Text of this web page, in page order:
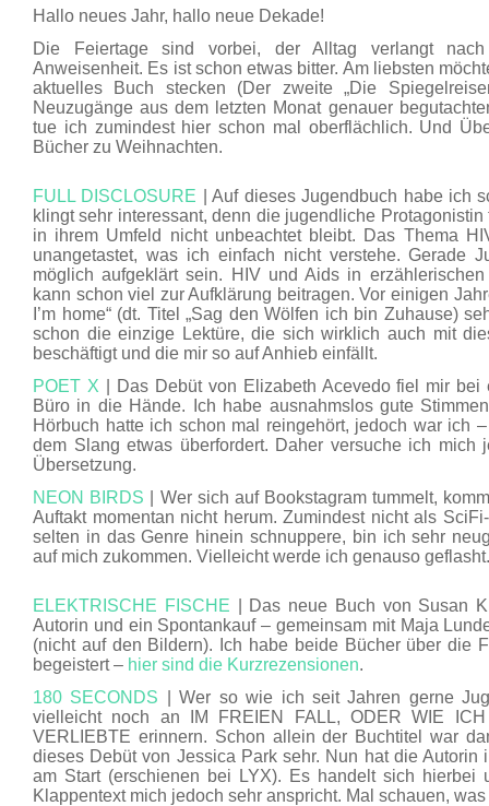
Hallo neues Jahr, hallo neue Dekade!
Die Feiertage sind vorbei, der Alltag verlangt
Anweisenheit. Es ist schon etwas bitter. Am liebsten
aktuelles Buch stecken (Der zweite „Die
Neuzugänge aus dem letzten Monat genauer
tue ich zumindest hier schon mal oberflächlich. Und
Bücher zu Weihnachten.
FULL DISCLOSURE | Auf dieses Jugendbuch habe ich
klingt sehr interessant, denn die jugendliche
in ihrem Umfeld nicht unbeachtet bleibt. Das Thema
unangetastet, was ich einfach nicht verstehe. Gerade
möglich aufgeklärt sein. HIV und Aids in erzählerischen
kann schon viel zur Aufklärung beitragen. Vor einigen
I’m home“ (dt. Titel „Sag den Wölfen ich bin Zuhause)
schon die einzige Lektüre, die sich wirklich auch mit
beschäftigt und die mir so auf Anhieb einfällt.
POET X | Das Debüt von Elizabeth Acevedo fiel mir bei
Büro in die Hände. Ich habe ausnahmslos gute
Hörbuch hatte ich schon mal reingehört, jedoch war ich
dem Slang etwas überfordert. Daher versuche ich mich
Übersetzung.
NEON BIRDS | Wer sich auf Bookstagram tummelt,
Auftakt momentan nicht herum. Zumindest nicht als
selten in das Genre hinein schnuppere, bin ich sehr
auf mich zukommen. Vielleicht werde ich genauso geflasht.
ELEKTRISCHE FISCHE | Das neue Buch von Susan
Autorin und ein Spontankauf – gemeinsam mit Maja
(nicht auf den Bildern). Ich habe beide Bücher über die
begeistert – hier sind die Kurzrezensionen.
180 SECONDS | Wer so wie ich seit Jahren gerne
vielleicht noch an IM FREIEN FALL, ODER WIE
VERLIEBTE erinnern. Schon allein der Buchtitel war
dieses Debüt von Jessica Park sehr. Nun hat die Autorin
am Start (erschienen bei LYX). Es handelt sich hierbei
Klappentext mich jedoch sehr anspricht. Mal schauen,